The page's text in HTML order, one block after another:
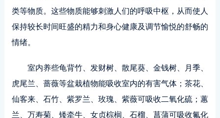
类等物质。这些物质能够刺激人们的呼吸中枢，从而使人
保持较长时间旺盛的精力和身心健康及调节愉悦的舒畅的
情绪。
室内养些龟背竹、发财树、散尾葵、金钱树、月季、
虎尾兰、蔷薇等盆栽植物能吸收室内的有害气体；茶花、
仙客来、石竹、紫罗兰、玫瑰、紫薇可吸收二氧化硫；蕙
兰、万寿菊、矮牵牛、女贞棕榈、石榴、菖蒲可吸收氟化